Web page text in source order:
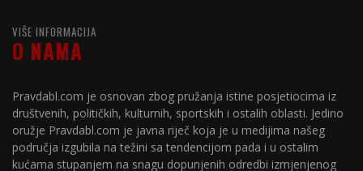
VIŠE INFORMACIJA
O NAMA
Pravdabl.com je osnovan zbog pružanja istine posjetiocima iz
društvenih, političkih, kulturnih, sportskih i ostalih oblasti. Jedino
oružje Pravdabl.com je javna riječ koja je u medijima našeg
područja izgubila na težini sa tendencijom pada i u ostalim
kućama stupanjem na snagu dopunjenih odredbi izmjenjenog